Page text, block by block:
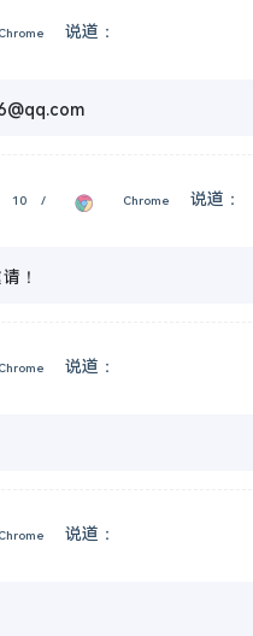
说道：
10 / Chrome 说道：
！
说道：
说道：